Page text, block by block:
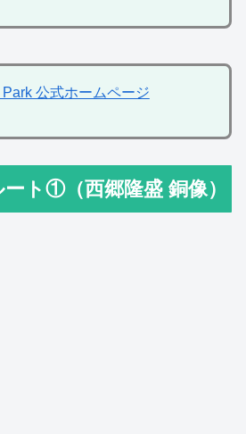
Park 公式ホームページ
ト①（西郷隆盛 銅像）